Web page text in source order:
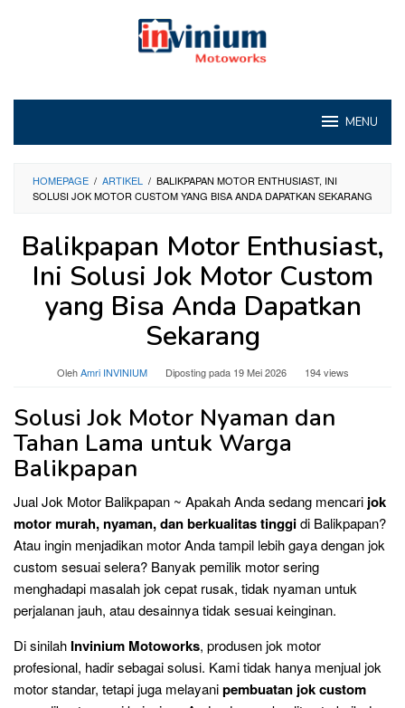
MENU
HOMEPAGE / ARTIKEL / BALIKPAPAN MOTOR ENTHUSIAST, INI
SOLUSI JOK MOTOR CUSTOM YANG BISA ANDA DAPATKAN SEKARANG
Balikpapan Motor Enthusiast,
Ini Solusi Jok Motor Custom
yang Bisa Anda Dapatkan
Sekarang
OlehAmri INVINIUM Diposting pada 19 Mei 2026 194 views
Solusi Jok Motor Nyaman dan
Tahan Lama untuk Warga
Balikpapan
Jual Jok Motor Balikpapan ~ Apakah Anda sedang mencari jok
motor murah, nyaman, dan berkualitas tinggidi Balikpapan?
Atau ingin menjadikan motor Anda tampil lebih gaya dengan jok
custom sesuai selera? Banyak pemilik motor sering
menghadapi masalah jok cepat rusak, tidak nyaman untuk
perjalanan jauh, atau desainnya tidak sesuai keinginan.
Di sinilah Invinium Motoworks, produsen jok motor
profesional, hadir sebagai solusi. Kami tidak hanya menjual jok
motor standar, tetapi juga melayanipembuatan jok custom